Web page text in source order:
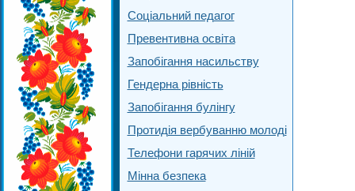
Соціальний педагог
Превентивна освіта
Запобігання насильству
Гендерна рівність
Запобігання булінгу
Протидія вербуванню молоді
Телефони гарячих ліній
Мінна безпека